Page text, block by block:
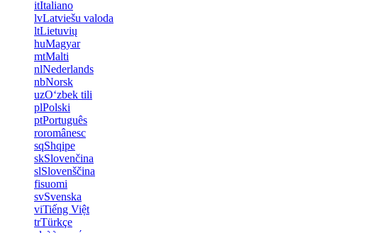
itItaliano
lvLatviešu valoda
ltLietuvių
huMagyar
mtMalti
nlNederlands
nbNorsk
uzOʻzbek tili
plPolski
ptPortuguês
roromânesc
sqShqipe
skSlovenčina
slSlovenščina
fisuomi
svSvenska
viTiếng Việt
trTürkçe